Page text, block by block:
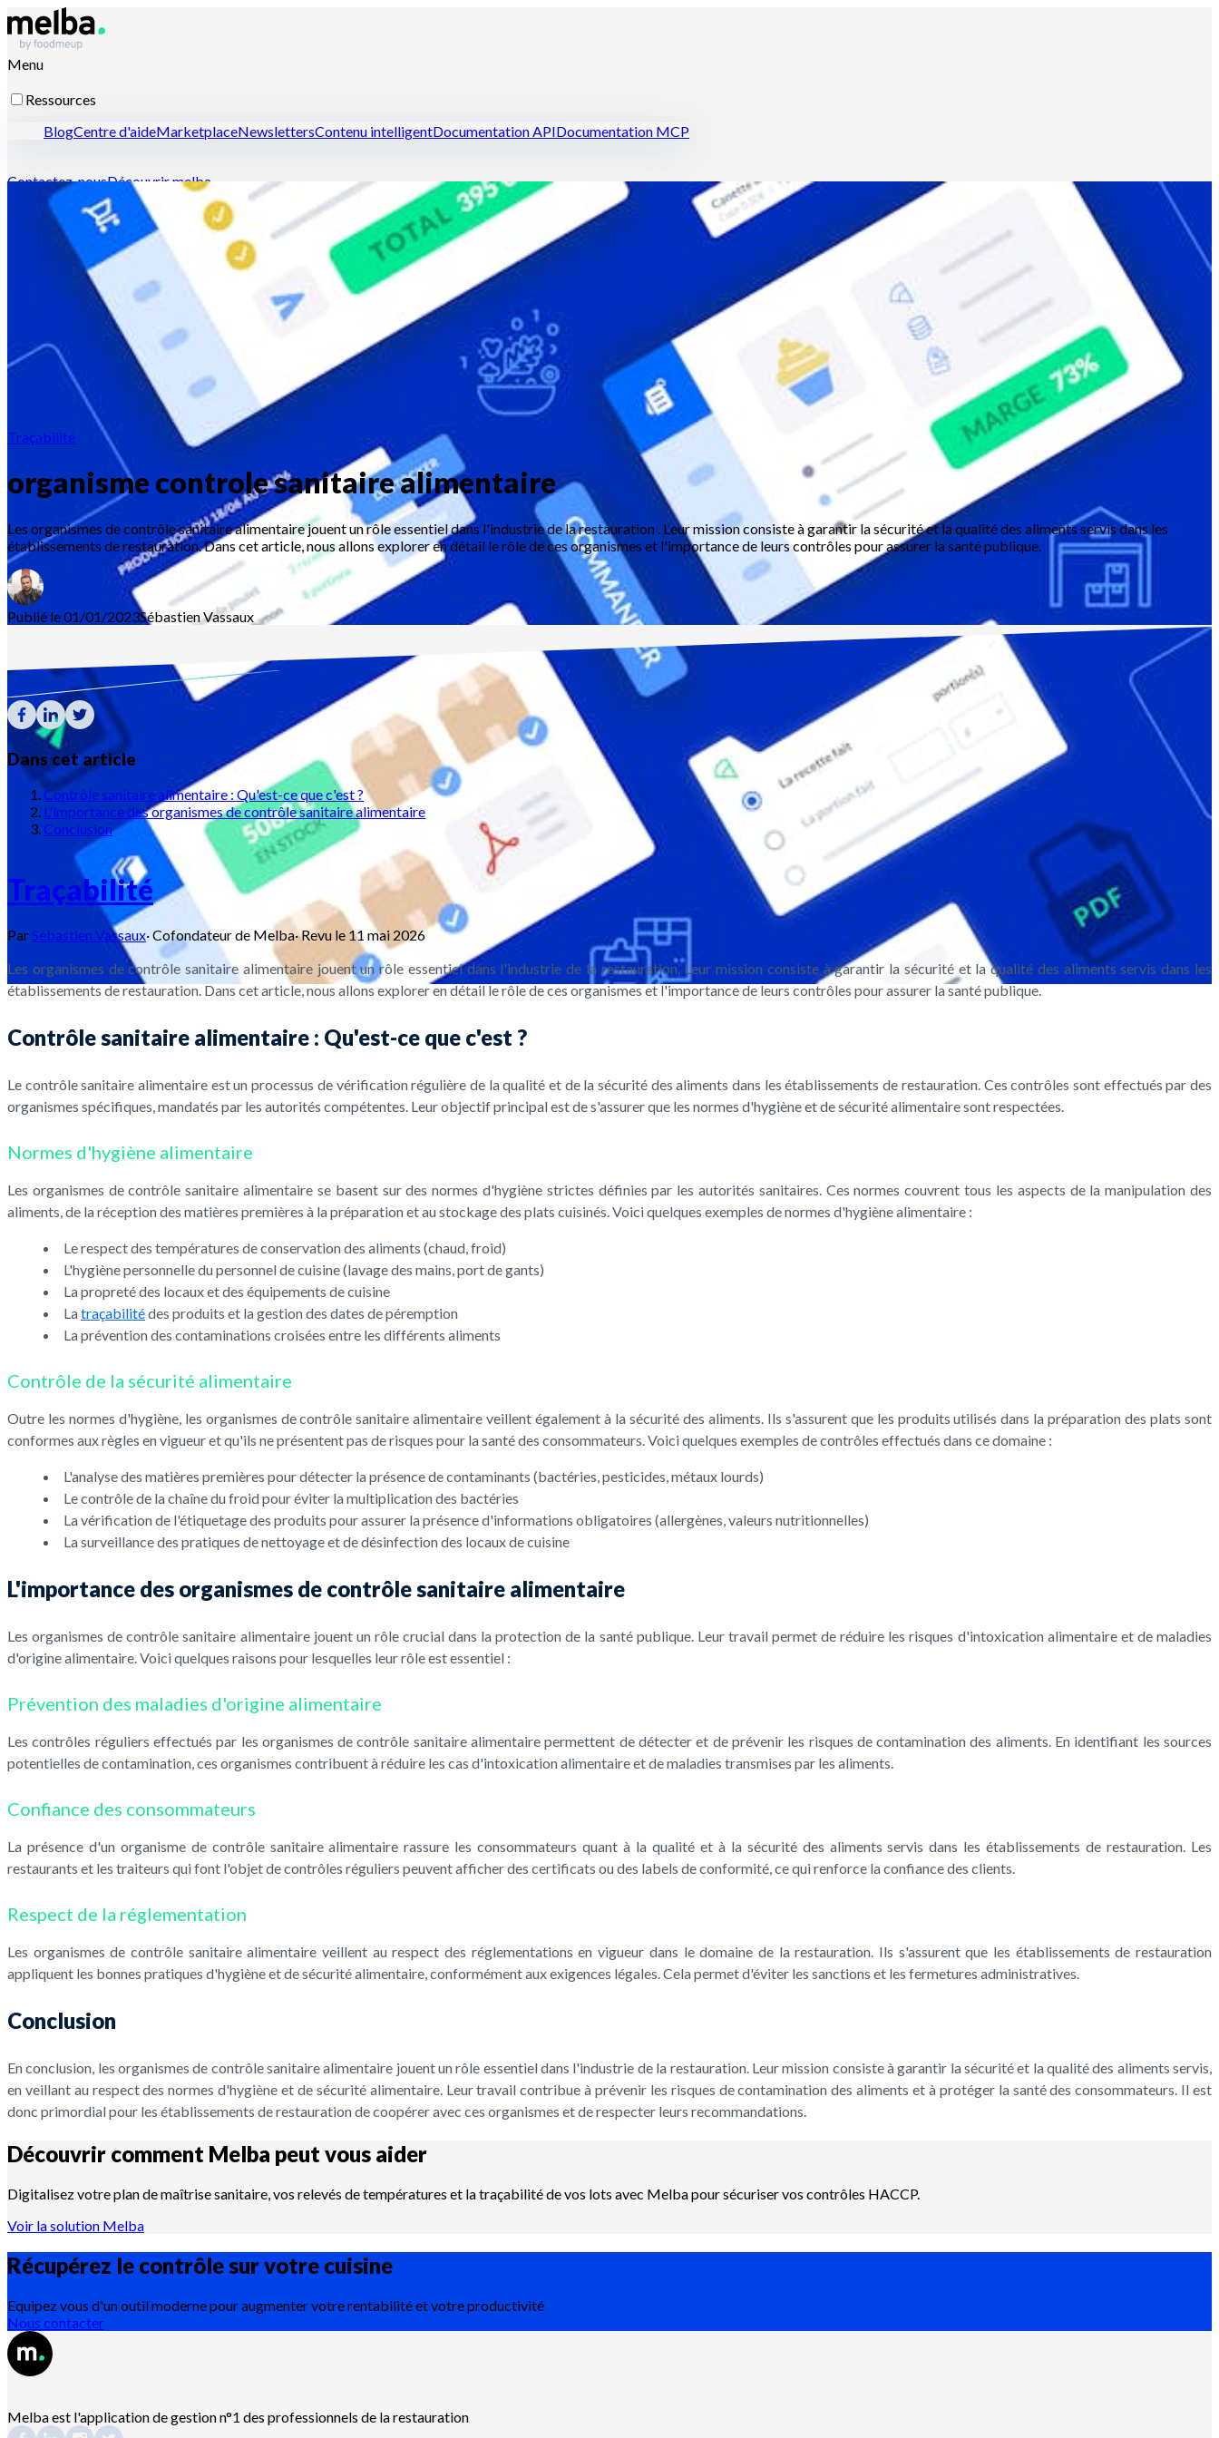
Menu
Ressources
BlogCentre d'aideMarketplaceNewslettersContenu intelligentDocumentation APIDocumentation MCP
Contactez-nousDécouvrir melba
Traçabilité
organisme controle sanitaire alimentaire
Les organismes de contrôle sanitaire alimentaire jouent un rôle essentiel dans l'industrie de la restauration . Leur mission consiste à garantir la sécurité et la qualité des aliments servis dans les
établissements de restauration. Dans cet article, nous allons explorer en détail le rôle de ces organismes et l'importance de leurs contrôles pour assurer la santé publique.
Publié le 01/01/2023SébastienVassaux
Dans cet article
Contrôle sanitaire alimentaire : Qu'est-ce que c'est ?
L'importance des organismes de contrôle sanitaire alimentaire
Conclusion
Traçabilité
ParSébastien Vassaux·Cofondateur de Melba·Revu le 11 mai 2026
Les organismes de contrôle sanitaire alimentaire jouent un rôle essentiel dans l'industrie de la restauration. Leur mission consiste à garantir la sécurité et la qualité des aliments servis dans les
établissements de restauration. Dans cet article, nous allons explorer en détail le rôle de ces organismes et l'importance de leurs contrôles pour assurer la santé publique.
Contrôle sanitaire alimentaire : Qu'est-ce que c'est ?
Le contrôle sanitaire alimentaire est un processus de vérification régulière de la qualité et de la sécurité des aliments dans les établissements de restauration. Ces contrôles sont effectués par des
organismes spécifiques, mandatés par les autorités compétentes. Leur objectif principal est de s'assurer que les normes d'hygiène et de sécurité alimentaire sont respectées.
Normes d'hygiène alimentaire
Les organismes de contrôle sanitaire alimentaire se basent sur des normes d'hygiène strictes définies par les autorités sanitaires. Ces normes couvrent tous les aspects de la manipulation des
aliments, de la réception des matières premières à la préparation et au stockage des plats cuisinés. Voici quelques exemples de normes d'hygiène alimentaire :
Le respect des températures de conservation des aliments (chaud, froid)
L'hygiène personnelle du personnel de cuisine (lavage des mains, port de gants)
La propreté des locaux et des équipements de cuisine
Latraçabilitédes produits et la gestion des dates de péremption
La prévention des contaminations croisées entre les différents aliments
Contrôle de la sécurité alimentaire
Outre les normes d'hygiène, les organismes de contrôle sanitaire alimentaire veillent également à la sécurité des aliments. Ils s'assurent que les produits utilisés dans la préparation des plats sont
conformes aux règles en vigueur et qu'ils ne présentent pas de risques pour la santé des consommateurs. Voici quelques exemples de contrôles effectués dans ce domaine :
L'analyse des matières premières pour détecter la présence de contaminants (bactéries, pesticides, métaux lourds)
Le contrôle de la chaîne du froid pour éviter la multiplication des bactéries
La vérification de l'étiquetage des produits pour assurer la présence d'informations obligatoires (allergènes, valeurs nutritionnelles)
La surveillance des pratiques de nettoyage et de désinfection des locaux de cuisine
L'importance des organismes de contrôle sanitaire alimentaire
Les organismes de contrôle sanitaire alimentaire jouent un rôle crucial dans la protection de la santé publique. Leur travail permet de réduire les risques d'intoxication alimentaire et de maladies
d'origine alimentaire. Voici quelques raisons pour lesquelles leur rôle est essentiel :
Prévention des maladies d'origine alimentaire
Les contrôles réguliers effectués par les organismes de contrôle sanitaire alimentaire permettent de détecter et de prévenir les risques de contamination des aliments. En identifiant les sources
potentielles de contamination, ces organismes contribuent à réduire les cas d'intoxication alimentaire et de maladies transmises par les aliments.
Confiance des consommateurs
La présence d'un organisme de contrôle sanitaire alimentaire rassure les consommateurs quant à la qualité et à la sécurité des aliments servis dans les établissements de restauration. Les
restaurants et les traiteurs qui font l'objet de contrôles réguliers peuvent afficher des certificats ou des labels de conformité, ce qui renforce la confiance des clients.
Respect de la réglementation
Les organismes de contrôle sanitaire alimentaire veillent au respect des réglementations en vigueur dans le domaine de la restauration. Ils s'assurent que les établissements de restauration
appliquent les bonnes pratiques d'hygiène et de sécurité alimentaire, conformément aux exigences légales. Cela permet d'éviter les sanctions et les fermetures administratives.
Conclusion
En conclusion, les organismes de contrôle sanitaire alimentaire jouent un rôle essentiel dans l'industrie de la restauration. Leur mission consiste à garantir la sécurité et la qualité des aliments servis,
en veillant au respect des normes d'hygiène et de sécurité alimentaire. Leur travail contribue à prévenir les risques de contamination des aliments et à protéger la santé des consommateurs. Il est
donc primordial pour les établissements de restauration de coopérer avec ces organismes et de respecter leurs recommandations.
Découvrir comment Melba peut vous aider
Digitalisez votre plan de maîtrise sanitaire, vos relevés de températures et la traçabilité de vos lots avec Melba pour sécuriser vos contrôles HACCP.
Voir la solution Melba
Récupérez le contrôle sur votre cuisine
Equipez vous d'un outil moderne pour augmenter votre rentabilité et votre productivité
Nous contacter
Melba est l'application de gestion n°1 des professionnels de la restauration